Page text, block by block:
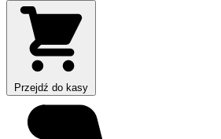
Przejdź do kasy